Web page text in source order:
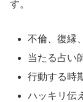
す。
不倫、復縁
当たる占い
行動する時
ハッキリ伝